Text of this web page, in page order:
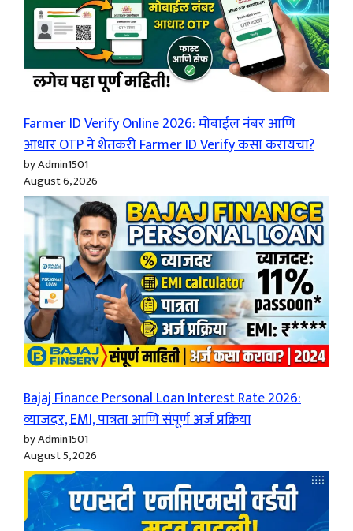
Farmer ID Verify Online 2026: मोबाईल नंबर आणि
आधार OTP ने शेतकरी Farmer ID Verify कसा करायचा?
by Admin1501
August 6, 2026
Bajaj Finance Personal Loan Interest Rate 2026:
व्याजदर, EMI, पात्रता आणि संपूर्ण अर्ज प्रक्रिया
by Admin1501
August 5, 2026